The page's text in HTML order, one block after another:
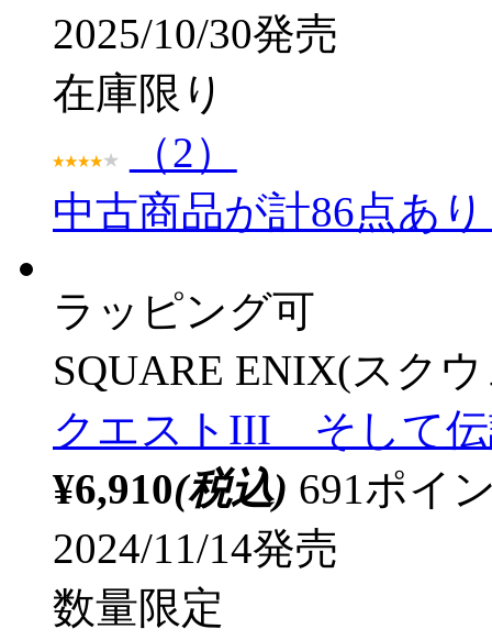
2025/10/30発売
在庫限り
（2）
中古商品が計86点あ
ラッピング可
SQUARE ENIX(スク